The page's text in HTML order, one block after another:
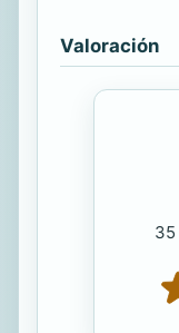
Valoración
35